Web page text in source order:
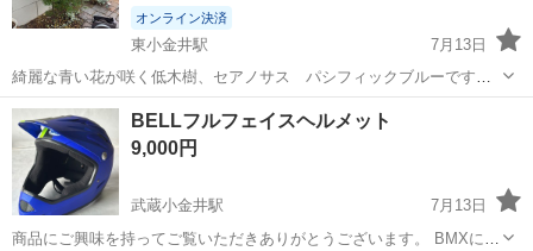
オンライン決済
東小金井駅
7月13日
綺麗な青い花が咲く低木樹、セアノサス パシフィックブルーです。
低めの苗から育て、3年目です。 我が家の庭には大きくなり過ぎてき
たので、どなたか林業などされている方にお譲りしたく存じます。 抜
くところからお願いしたいのでこの...
東京 小金井市 方向
BELLフルフェイスヘルメット
9,000円
武蔵小金井駅
7月13日
商品にご興味を持ってご覧いただきありがとうございます。 BMXに乗